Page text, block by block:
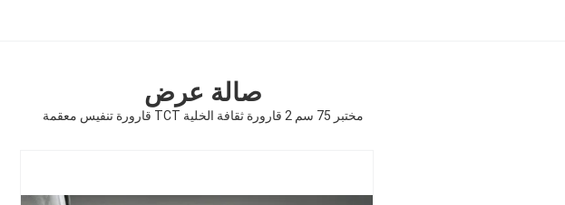
صالة عرض
مختبر 75 سم 2 قارورة ثقافة الخلية TCT قارورة تنفيس معقمة